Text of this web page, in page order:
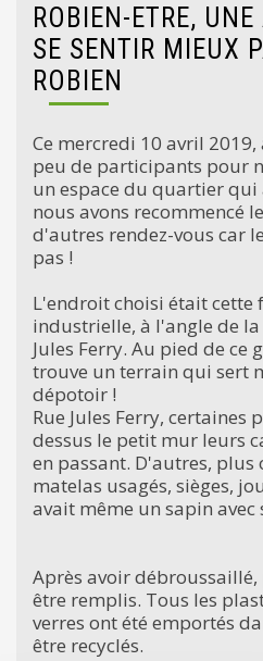
ROBIEN-ETRE,
SE SENTIR MIEUX
ROBIEN
Ce mercredi 10 avril
peu de participants pour
un espace du quartier qui
nous avons recommencé
d'autres rendez-vous car
pas !
L'endroit choisi était cette
industrielle, à l'angle de
Jules Ferry. Au pied de ce
trouve un terrain qui sert
dépotoir !
Rue Jules Ferry, certaines
dessus le petit mur leurs
en passant. D'autres, plus
matelas usagés, sièges,
avait même un sapin avec
Après avoir
être remplis. Tous les
verres ont été emportés
être recyclés.